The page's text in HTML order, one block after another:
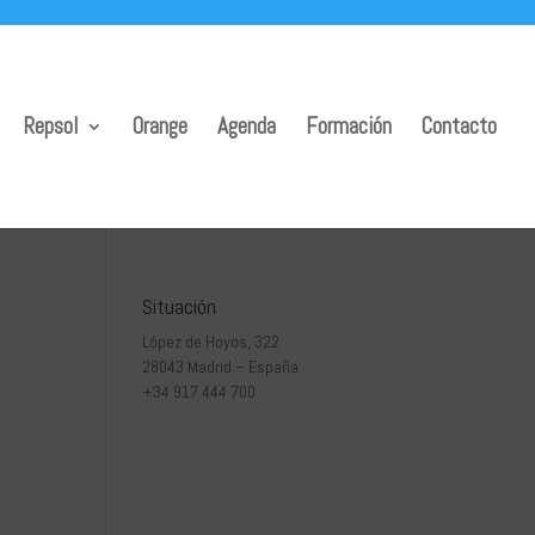
Repsol Orange Agenda Formación Contacto
Situación
López de Hoyos, 322
28043 Madrid – España
+34 917 444 700